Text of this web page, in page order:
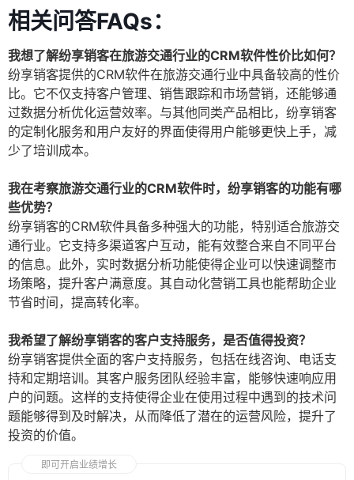
相关问答FAQs：
我想了解纷享销客在旅游交通行业的CRM软件性价比如何？
纷享销客提供的CRM软件在旅游交通行业中具备较高的性价
比。它不仅支持客户管理、销售跟踪和市场营销，还能够通
过数据分析优化运营效率。与其他同类产品相比，纷享销客
的定制化服务和用户友好的界面使得用户能够更快上手，减
少了培训成本。
我在考察旅游交通行业的CRM软件时，纷享销客的功能有哪
些优势？
纷享销客的CRM软件具备多种强大的功能，特别适合旅游交
通行业。它支持多渠道客户互动，能有效整合来自不同平台
的信息。此外，实时数据分析功能使得企业可以快速调整市
场策略，提升客户满意度。其自动化营销工具也能帮助企业
节省时间，提高转化率。
我希望了解纷享销客的客户支持服务，是否值得投资？
纷享销客提供全面的客户支持服务，包括在线咨询、电话支
持和定期培训。其客户服务团队经验丰富，能够快速响应用
户的问题。这样的支持使得企业在使用过程中遇到的技术问
题能够得到及时解决，从而降低了潜在的运营风险，提升了
投资的价值。
即可开启业绩增长